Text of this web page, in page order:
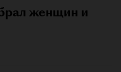
женщин и